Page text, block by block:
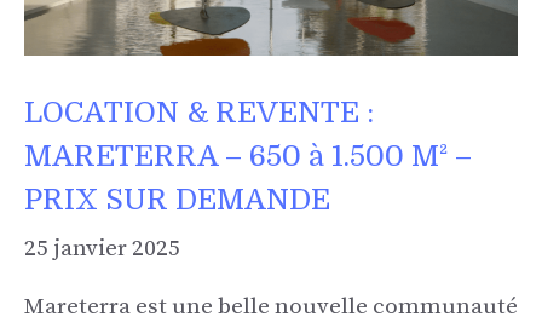
LOCATION & REVENTE :
MARETERRA – 650 à 1.500 M² –
PRIX SUR DEMANDE
25 janvier 2025
Mareterra est une belle nouvelle communauté